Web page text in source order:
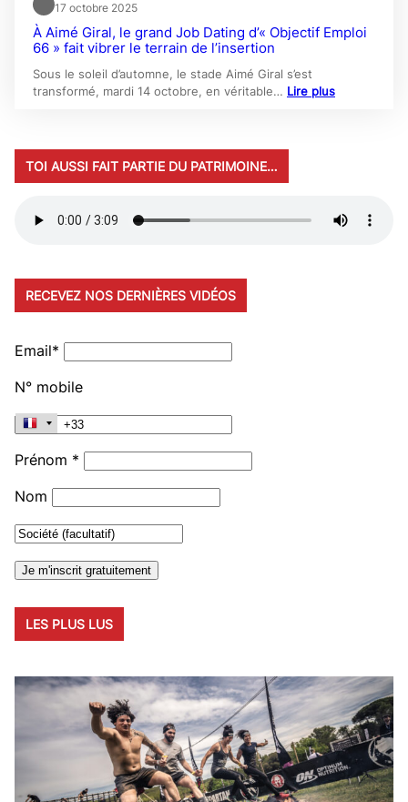
17 octobre 2025
À Aimé Giral, le grand Job Dating d’« Objectif Emploi
66 » fait vibrer le terrain de l’insertion
Sous le soleil d’automne, le stade Aimé Giral s’est
transformé, mardi 14 octobre, en véritable… Lire plus
TOI AUSSI FAIT PARTIE DU PATRIMOINE…
RECEVEZ NOS DERNIÈRES VIDÉOS
Email*
N° mobile
Prénom *
Nom
LES PLUS LUS